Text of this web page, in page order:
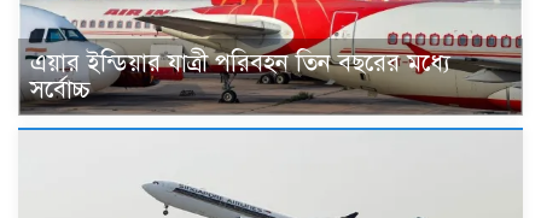
এয়ার ইন্ডিয়ার যাত্রী পরিবহন তিন বছরের মধ্যে
সর্বোচ্চ